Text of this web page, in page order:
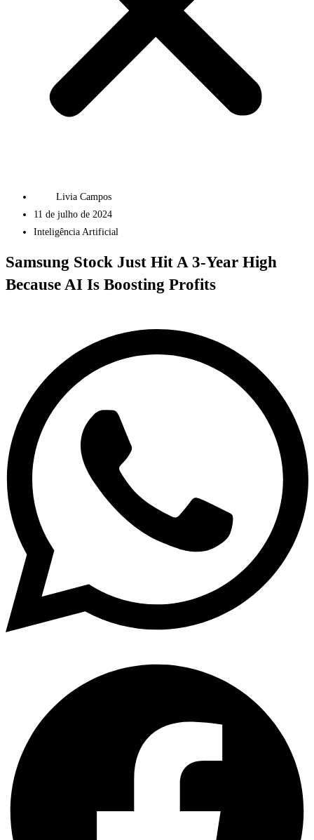
Livia Campos
11 de julho de 2024
Inteligência Artificial
Samsung Stock Just Hit A 3-Year High
Because AI Is Boosting Profits